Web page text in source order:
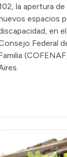
la apertura
espacios
en
Federal